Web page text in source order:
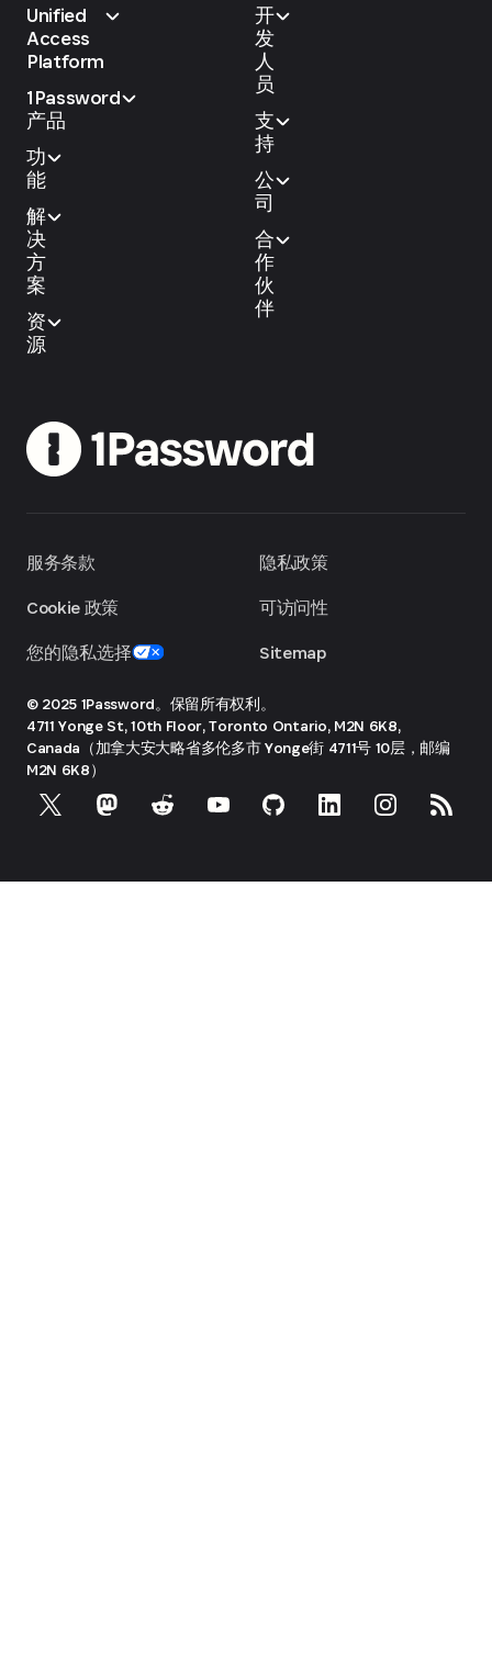
Unified
Access
Platform
1Password
产品
功
能
解
决
方
案
资
源
开
发
人
员
支
持
公
司
合
作
伙
伴
服务条款
Cookie 政策
您的隐私选择
隐私政策
可访问性
Sitemap
© 2025 1Password。保留所有权利。
4711 Yonge St, 10th Floor, Toronto Ontario, M2N 6K8,
Canada（加拿大安大略省多伦多市 Yonge街 4711号 10层，邮编
M2N 6K8）